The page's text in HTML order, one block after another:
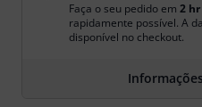
Faça o seu pedido em 2
rapidamente possível. A
disponível no checkout.